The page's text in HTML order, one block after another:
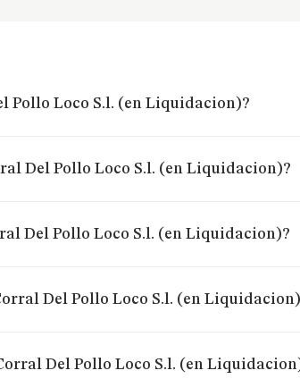
Pollo Loco S.l. (en Liquidacion)?
Del Pollo Loco S.l. (en Liquidacion)?
Del Pollo Loco S.l. (en Liquidacion)?
Del Pollo Loco S.l. (en
Del Pollo Loco S.l. (en